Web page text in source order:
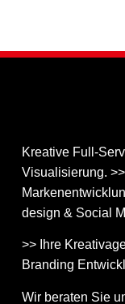
Kreative Full-
Visualisierung.
design & Social
>> Ihre
Branding
Wir beraten Sie